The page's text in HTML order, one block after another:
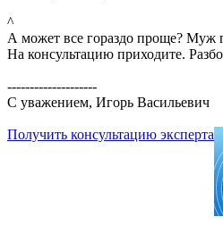
^
А может все гораздо проще? Муж
На консультацию приходите.
--------------------
С уважением, Игорь Васильевич
Получить консультацию эксперта